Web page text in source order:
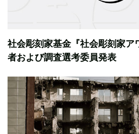
社会彫刻家基金『社会彫刻家ア
者および調査選考委員発表